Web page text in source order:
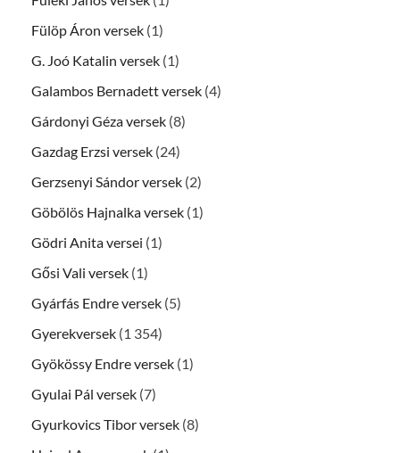
Fülöp Áron versek (1)
G. Joó Katalin versek (1)
Galambos Bernadett versek (4)
Gárdonyi Géza versek (8)
Gazdag Erzsi versek (24)
Gerzsenyi Sándor versek (2)
Göbölös Hajnalka versek (1)
Gödri Anita versei (1)
Gősi Vali versek (1)
Gyárfás Endre versek (5)
Gyerekversek (1 354)
Gyökössy Endre versek (1)
Gyulai Pál versek (7)
Gyurkovics Tibor versek (8)